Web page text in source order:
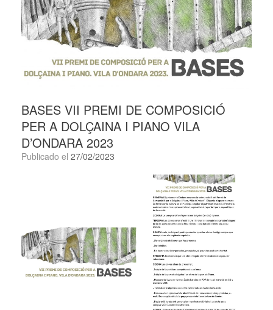
BASES VII PREMI DE COMPOSICIÓ
PER A DOLÇAINA I PIANO VILA
D’ONDARA 2023
Publicado el 27/02/2023